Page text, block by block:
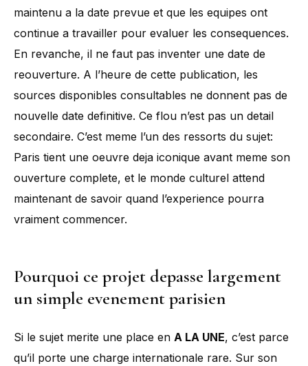
maintenu a la date prevue et que les equipes ont
continue a travailler pour evaluer les consequences.
En revanche, il ne faut pas inventer une date de
reouverture. A l’heure de cette publication, les
sources disponibles consultables ne donnent pas de
nouvelle date definitive. Ce flou n’est pas un detail
secondaire. C’est meme l’un des ressorts du sujet:
Paris tient une oeuvre deja iconique avant meme son
ouverture complete, et le monde culturel attend
maintenant de savoir quand l’experience pourra
vraiment commencer.
Pourquoi ce projet depasse largement
un simple evenement parisien
Si le sujet merite une place en A LA UNE, c’est parce
qu’il porte une charge internationale rare. Sur son